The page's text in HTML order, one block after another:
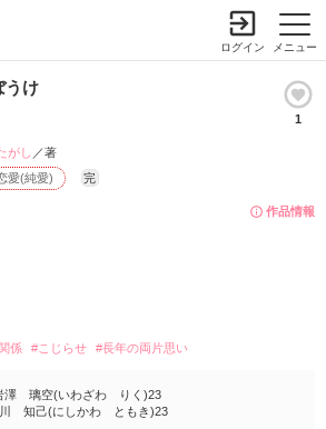
メニュー
ログイン
うけ
1
作品情報
愛(純愛) 完
がし ／著
係 #こじらせ #長年の両片思い
澤 璃空(いわざわ りく)23
知己(にしかわ ともき)23